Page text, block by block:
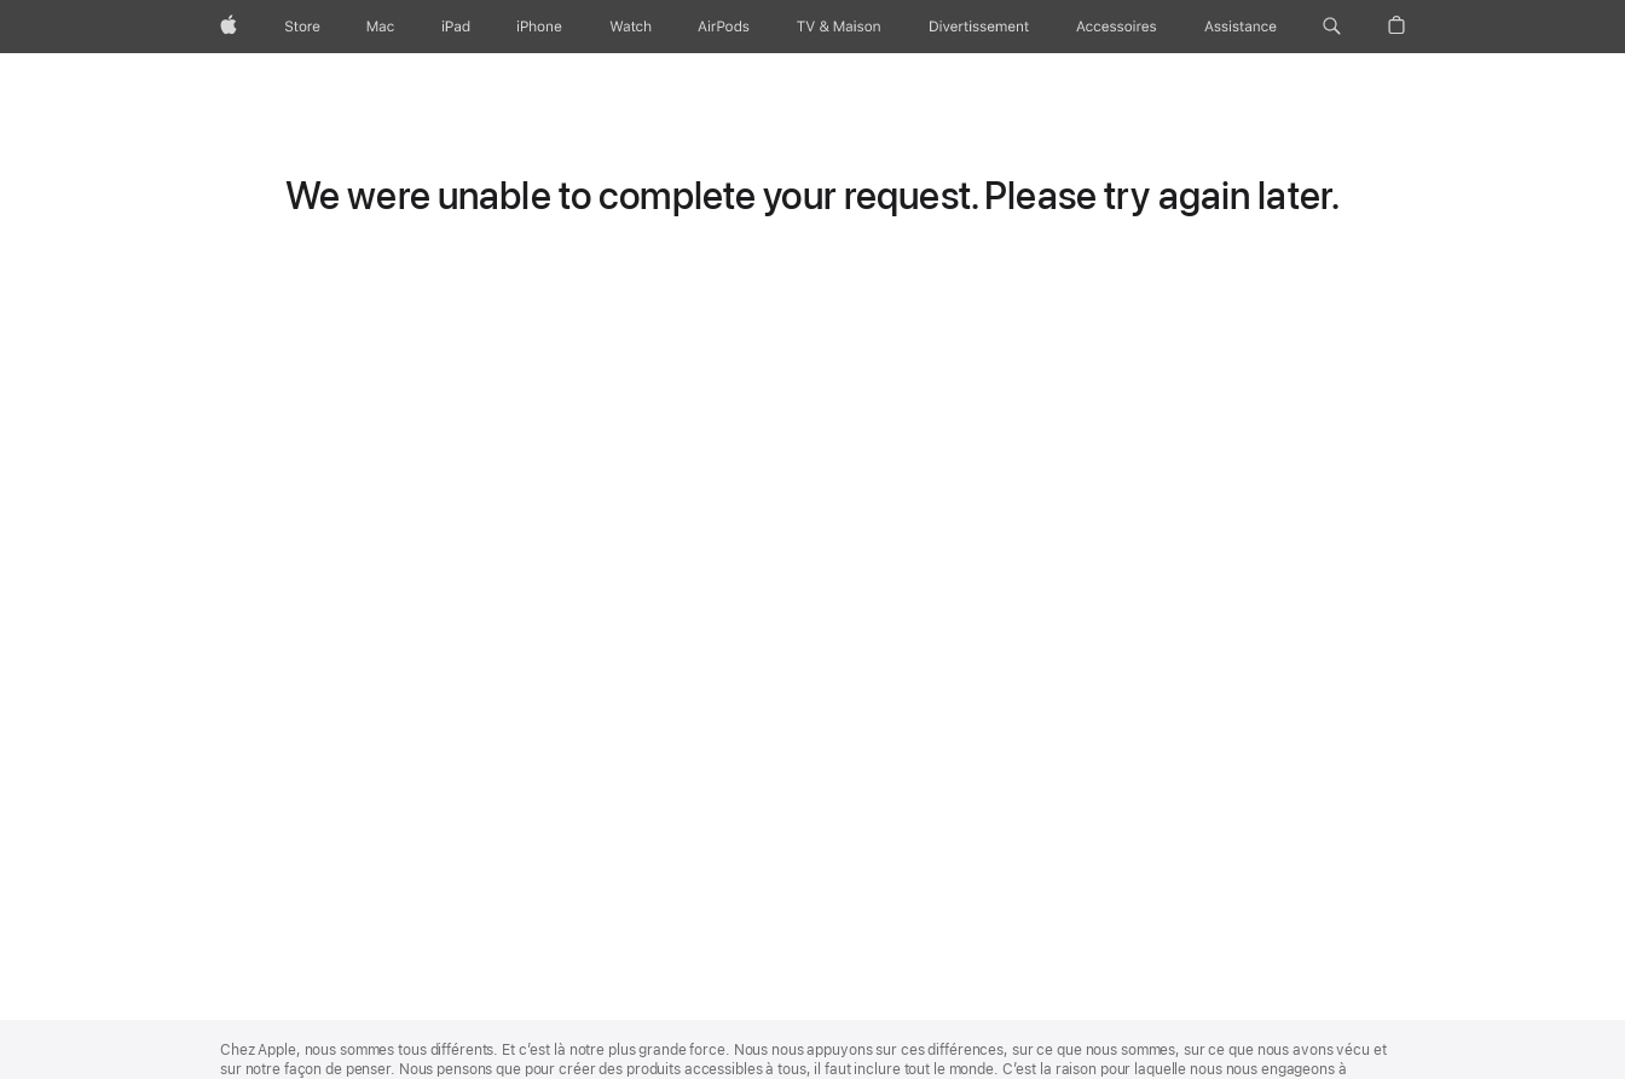
AppleStore Mac iPad iPhone Watch AirPods TV & Maison Divertissements Accessoires Assistance
We were unable to complete your request. Please try again later.
Footer
Chez Apple, nous sommes tous différents. Et c’est là notre plus grande force. Nous nous appuyons sur ces différences, sur ce que nous sommes, sur ce que nous avons vécu et
sur notre façon de penser. Nous pensons que pour créer des produits accessibles à tous, il faut inclure tout le monde. C’est la raison pour laquelle nous nous engageons à